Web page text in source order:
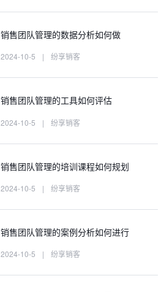
销售团队管理的数据分析如何做
2024-10-5 | 纷享销客
销售团队管理的工具如何评估
2024-10-5 | 纷享销客
销售团队管理的培训课程如何规划
2024-10-5 | 纷享销客
销售团队管理的案例分析如何进行
2024-10-5 | 纷享销客